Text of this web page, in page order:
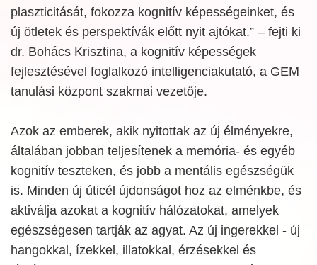
plaszticitását, fokozza kognitív képességeinket, és
új ötletek és perspektívák előtt nyit ajtókat.” – fejti ki
dr. Bohács Krisztina, a kognitív képességek
fejlesztésével foglalkozó intelligenciakutató, a GEM
tanulási központ szakmai vezetője.
Azok az emberek, akik nyitottak az új élményekre,
általában jobban teljesítenek a memória- és egyéb
kognitív teszteken, és jobb a mentális egészségük
is. Minden új úticél újdonságot hoz az elménkbe, és
aktiválja azokat a kognitív hálózatokat, amelyek
egészségesen tartják az agyat. Az új ingerekkel - új
hangokkal, ízekkel, illatokkal, érzésekkel és